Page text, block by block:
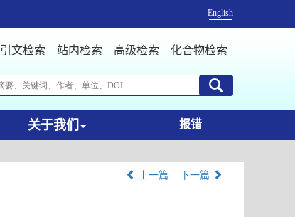
English
引文检索 站内检索 高级检索 化合物检索
关于我们 报错
上一篇
下一篇